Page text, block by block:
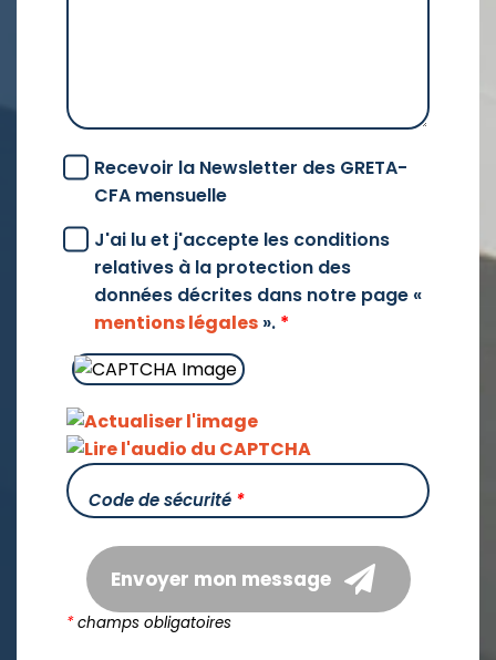
Recevoir la Newsletter des GRETA-
CFA mensuelle
J'ai lu et j'accepte les conditions
relatives à la protection des
données décrites dans notre page «
mentions légales ». *
Code de sécurité *
Envoyer mon message
*champs obligatoires